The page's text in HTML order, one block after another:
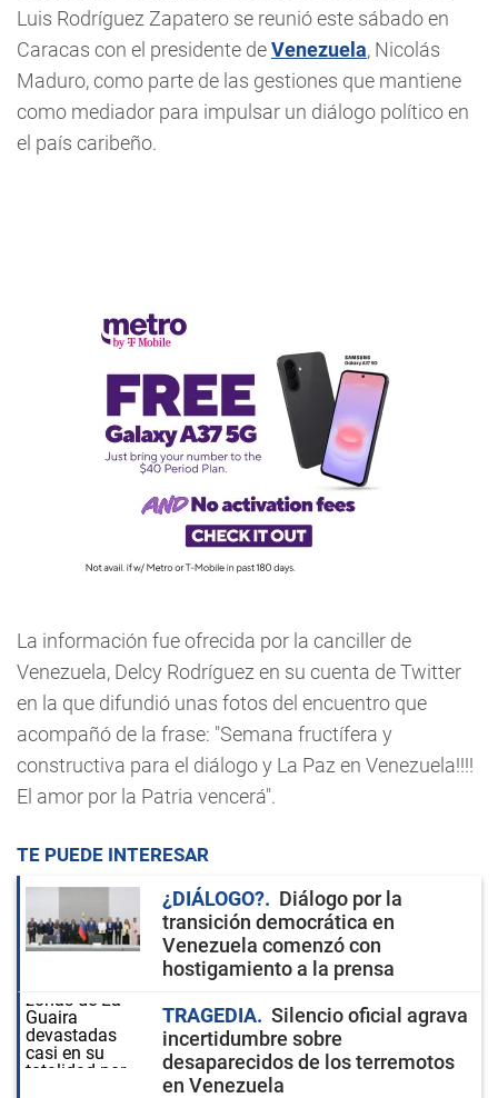
Luis Rodríguez Zapatero se reunió este sábado en
Caracas con el presidente deVenezuela, Nicolás
Maduro, como parte de las gestiones que mantiene
como mediador para impulsar un diálogo político en
el país caribeño.
La información fue ofrecida por la canciller de
Venezuela, Delcy Rodríguez en su cuenta de Twitter
en la que difundió unas fotos del encuentro que
acompañó de la frase: "Semana fructífera y
constructiva para el diálogo y La Paz en Venezuela!!!!
El amor por la Patria vencerá".
TE PUEDE INTERESAR
¿DIÁLOGO?
Diálogo por la
transición democrática en
Venezuela comenzó con
hostigamiento a la prensa
TRAGEDIA
Silencio oficial agrava
incertidumbre sobre
desaparecidos de los terremotos
en Venezuela